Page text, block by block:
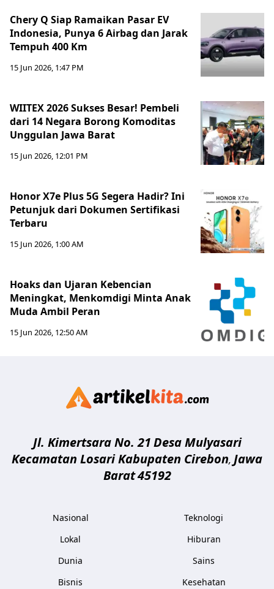
Chery Q Siap Ramaikan Pasar EV
Indonesia, Punya 6 Airbag dan Jarak
Tempuh 400 Km
15 Jun 2026, 1:47 PM
WIITEX 2026 Sukses Besar! Pembeli
dari 14 Negara Borong Komoditas
Unggulan Jawa Barat
15 Jun 2026, 12:01 PM
Honor X7e Plus 5G Segera Hadir? Ini
Petunjuk dari Dokumen Sertifikasi
Terbaru
15 Jun 2026, 1:00 AM
Hoaks dan Ujaran Kebencian
Meningkat, Menkomdigi Minta Anak
Muda Ambil Peran
15 Jun 2026, 12:50 AM
Jl. Kimertsara No. 21Desa Mulyasari
Kecamatan Losari Kabupaten Cirebon, Jawa
Barat45192
Nasional
Lokal
Dunia
Bisnis
Teknologi
Hiburan
Sains
Kesehatan